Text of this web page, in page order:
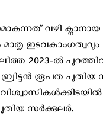
വഴി
ഇടവകാംഗത്വവും
2023-ൽ
രൂപത പുതിയ
സർക്കുലർ.